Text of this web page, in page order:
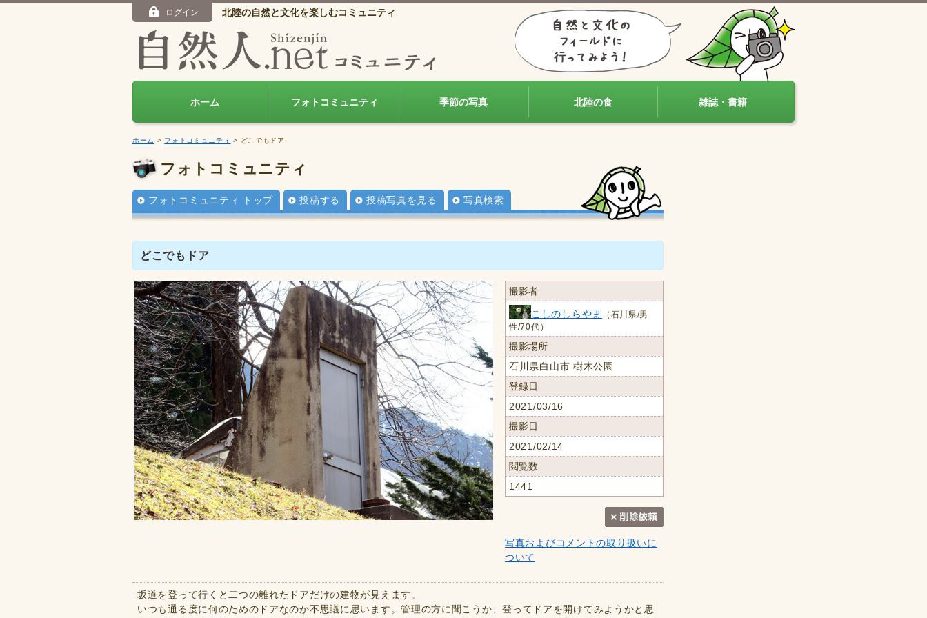
ログイン 北陸の自然と文化を楽しむコミュニティ
ホーム フォトコミュニティ 季節の写真 北陸の食 雑誌・書籍
ホーム > フォトコミュニティ > どこでもドア
フォトコミュニティ
フォトコミュニティ トップ 投稿する 投稿写真を見る 写真検索
どこでもドア
撮影者
こしのしらやま
（石川県/男
性/70代）
撮影場所
石川県白山市 樹木公園
登録日
2021/03/16
撮影日
2021/02/14
閲覧数
1441
写真およびコメントの取り扱いに
ついて
坂道を登って行くと二つの離れたドアだけの建物が見えます。
いつも通る度に何のためのドアなのか不思議に思います。管理の方に聞こうか、登ってドアを開けてみようかと思